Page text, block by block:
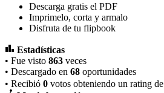
Descarga gratis el PDF
Imprimelo, corta y armalo
Disfruta de tu flipbook
Estadísticas
• Fue visto 863 veces
• Descargado en 68 oportunidades
• Recibió 0 votos obteniendo un rating de